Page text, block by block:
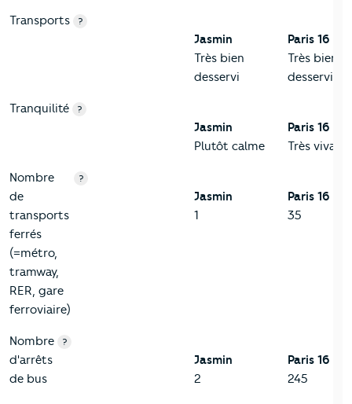
Transports ?
Jasmin
Très bien
desservi
Paris 16
Très bien
desservi
Tranquilité ?
Jasmin
Plutôt calme
Paris 16
Très vivant
Nombre
de
transports
ferrés
(=métro,
tramway,
RER, gare
ferroviaire)
?
Jasmin
1
Paris 16
35
Nombre
d'arrêts
de bus
?
Jasmin
2
Paris 16
245